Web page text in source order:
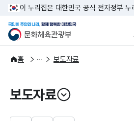
본문
주메뉴
이 누리집은 대한민국 공식 전자정부 누
문화체육관광부
국민이 주인인 나
홈
알림·소식
보도·뉴스 보도자료
보도자료
열기